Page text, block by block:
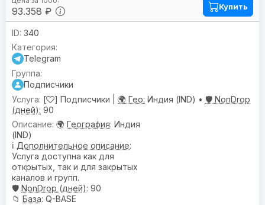
93.358 ₽ Купить
340
Telegram
Подписчики
[
] Подписчики | 🌍 Гео: Индия (IND) • 🛡️ NonDrop
(дней): 90
🌍 География: Индия
(IND)
ℹ️ Дополнительное описание:
Услуга доступна как для
открытых, так и для закрытых
каналов и групп.
🛡️ NonDrop (дней): 90
📁 База: Q-BASE